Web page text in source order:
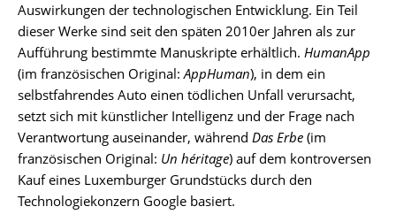
Auswirkungen der technologischen Entwicklung. Ein Teil
dieser Werke sind seit den späten 2010er Jahren als zur
Aufführung bestimmte Manuskripte erhältlich. HumanApp
(im französischen Original:AppHuman), in dem ein
selbstfahrendes Auto einen tödlichen Unfall verursacht,
setzt sich mit künstlicher Intelligenz und der Frage nach
Verantwortung auseinander, während Das Erbe (im
französischen Original: Un héritage) auf dem kontroversen
Kauf eines Luxemburger Grundstücks durch den
Technologiekonzern Google basiert.